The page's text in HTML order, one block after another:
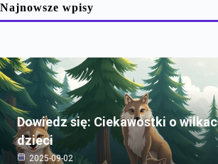
Najnowsze wpisy
Dowiedz się: Ciekawostki o
dzieci
2025-09-02